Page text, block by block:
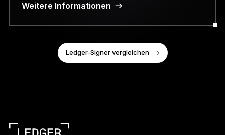
Weitere Informationen
Ledger-Signer vergleichen